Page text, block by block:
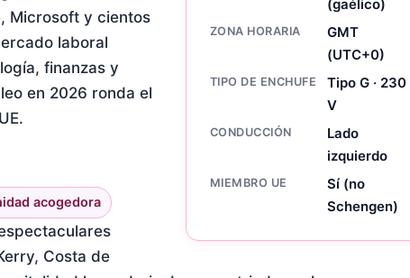
(gaélico)
ZONA HORARIA
GMT
(UTC+0)
TIPO DE ENCHUFE
Tipo G · 230
V
CONDUCCIÓN
Lado
izquierdo
MIEMBRO UE
Sí (no
Schengen)
Microsoft y cientos
laboral
finanzas y
en 2026 ronda el
acogedora
Costa de